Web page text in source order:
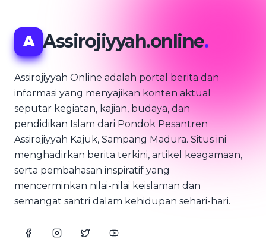
A Assirojiyyah.online.
Assirojiyyah Online adalah portal berita dan
informasi yang menyajikan konten aktual
seputar kegiatan, kajian, budaya, dan
pendidikan Islam dari Pondok Pesantren
Assirojiyyah Kajuk, Sampang Madura. Situs ini
menghadirkan berita terkini, artikel keagamaan,
serta pembahasan inspiratif yang
mencerminkan nilai-nilai keislaman dan
semangat santri dalam kehidupan sehari-hari.